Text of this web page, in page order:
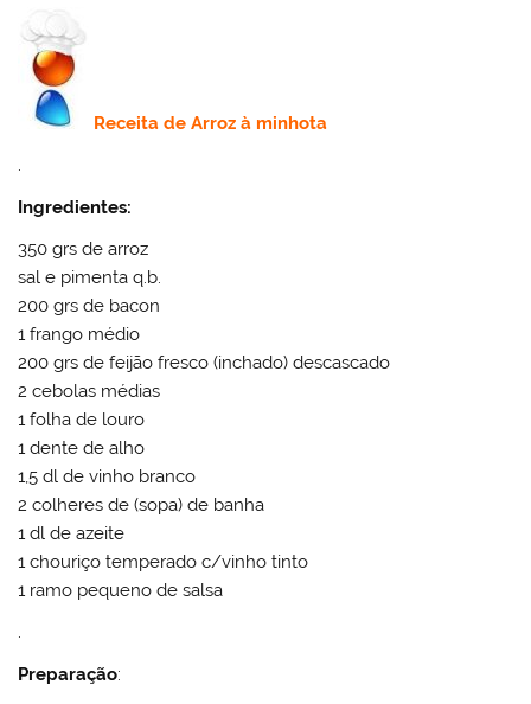
Receita deArroz à minhota
.
Ingredientes:
350 grs de arroz
sal e pimenta q.b.
200 grs de bacon
1 frango médio
200 grs de feijão fresco (inchado) descascado
2 cebolas médias
1 folha de louro
1 dente de alho
1,5 dl de vinho branco
2 colheres de (sopa) de banha
1 dl de azeite
1 chouriço temperado c/vinho tinto
1 ramo pequeno de salsa
.
Preparação: